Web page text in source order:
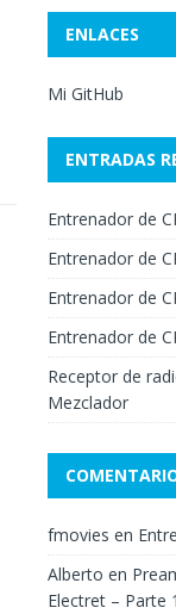
ENLACES
Mi GitHub
ENTRADAS
Entrenador de
Entrenador de
Entrenador de
Entrenador de
Receptor de
Mezclador
fmovies en
Alberto en
Electret – Parte 1